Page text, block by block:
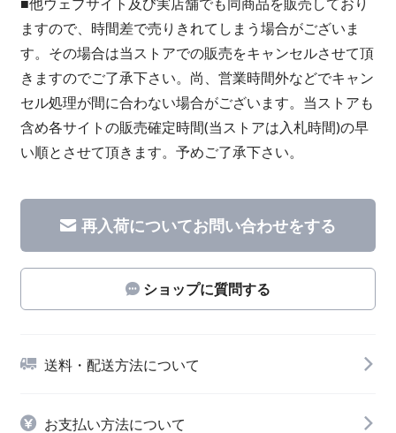
ますので、時間差で売りきれてしまう場合がございま
す。その場合は当ストアでの販売をキャンセルさせて頂
きますのでご了承下さい。尚、営業時間外などでキャン
セル処理が間に合わない場合がございます。当ストアも
含め各サイトの販売確定時間(当ストアは入札時間)の早
い順とさせて頂きます。予めご了承下さい。
再入荷についてお問い合わせをする
ショップに質問する
送料・配送方法について
お支払い方法について